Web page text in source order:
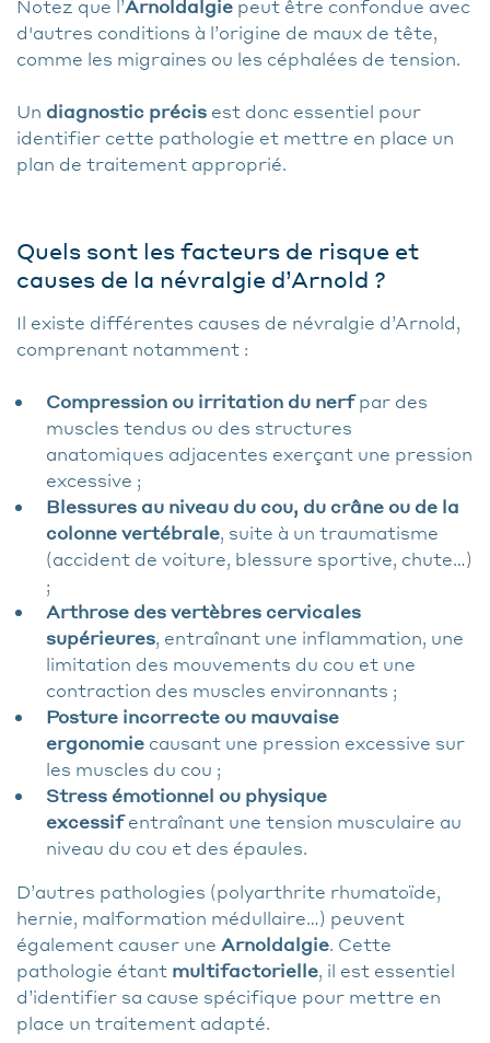
Notez que l’Arnoldalgie peut être confondue avec
d'autres conditions à l’origine de maux de tête,
comme les migraines ou les céphalées de tension.
Un diagnostic précis est donc essentiel pour
identifier cette pathologie et mettre en place un
plan de traitement approprié.
Quels sont les facteurs de risque et
causes de la névralgie d’Arnold ?
Il existe différentes causes de névralgie d’Arnold,
comprenant notamment :
Compression ou irritation du nerfpar des
muscles tendus ou des structures
anatomiques adjacentes exerçant une pression
excessive ;
Blessures au niveau du cou, du crâne ou de la
colonne vertébrale, suite à un traumatisme
(accident de voiture, blessure sportive, chute…)
;
Arthrose des vertèbres cervicales
supérieures, entraînant une inflammation, une
limitation des mouvements du cou et une
contraction des muscles environnants ;
Posture incorrecte ou mauvaise
ergonomie causant une pression excessive sur
les muscles du cou ;
Stress émotionnel ou physique
excessifentraînant une tension musculaire au
niveau du cou et des épaules.
D’autres pathologies (polyarthrite rhumatoïde,
hernie, malformation médullaire…) peuvent
également causer une Arnoldalgie. Cette
pathologie étant multifactorielle, il est essentiel
d’identifier sa cause spécifique pour mettre en
place un traitement adapté.